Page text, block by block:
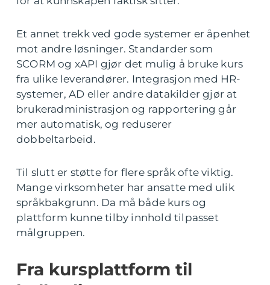
Et annet trekk ved gode systemer er åpenhet
mot andre løsninger. Standarder som
SCORM og xAPI gjør det mulig å bruke kurs
fra ulike leverandører. Integrasjon med HR-
systemer, AD eller andre datakilder gjør at
brukeradministrasjon og rapportering går
mer automatisk, og reduserer
dobbeltarbeid.
Til slutt er støtte for flere språk ofte viktig.
Mange virksomheter har ansatte med ulik
språkbakgrunn. Da må både kurs og
plattform kunne tilby innhold tilpasset
målgruppen.
Fra kursplattform til